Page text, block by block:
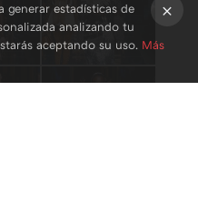
generar estadísticas de
analizando tu
aceptando su uso. Más